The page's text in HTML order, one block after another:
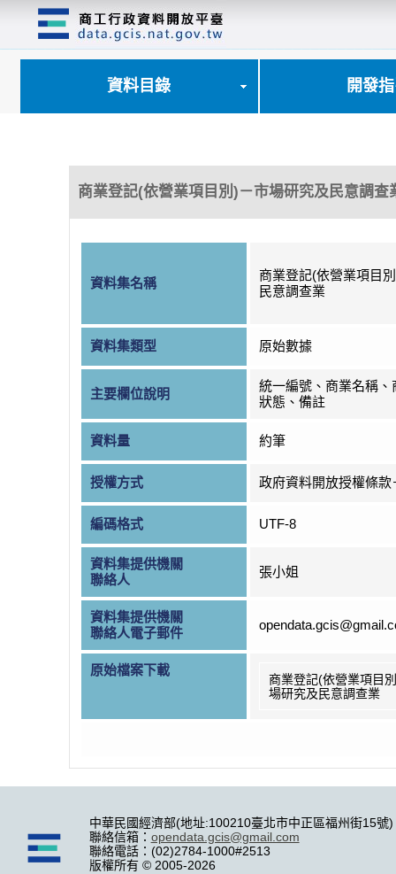
資料目錄 開發
商業登記(依營業項目別)－市場研究及民意調查
資料集名稱
商業登記(依營業項目
民意調查業
資料集類型 原始數據
主要欄位說明
統一編號、商業名稱、
狀態、備註
資料量 約筆
授權方式 政府資料開放授權條款
編碼格式 UTF-8
資料集提供機關
聯絡人
張小姐
資料集提供機關
聯絡人電子郵件
原始檔案下載
商業登記(依營業項目
場研究及民意調查業
中華民國經濟部(地址:100210臺北市中正區福州街15號)
聯絡信箱： opendata.gcis@gmail.com
聯絡電話：(02)2784-1000#2513
版權所有 © 2005-2026